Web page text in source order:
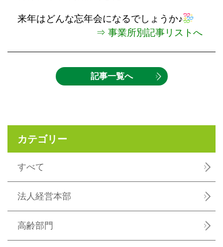
来年はどんな忘年会になるでしょうか♪
⇒ 事業所別記事リストへ
記事一覧へ
カテゴリー
すべて
法人経営本部
高齢部門